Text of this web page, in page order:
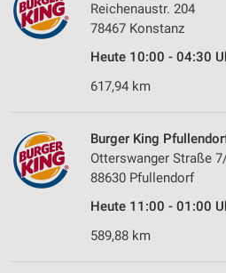
Reichenaustr. 204
78467 Konstanz
Heute 10:00 - 04:30
617,94 km
Burger King
Otterswanger Straße
88630 Pfullendorf
Heute 11:00 - 01:00
589,88 km